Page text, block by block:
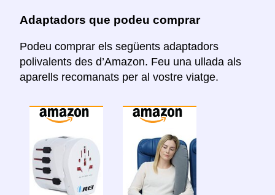
Adaptadors que podeu comprar
Podeu comprar els següents adaptadors
polivalents des d’Amazon. Feu una ullada als
aparells recomanats per al vostre viatge.